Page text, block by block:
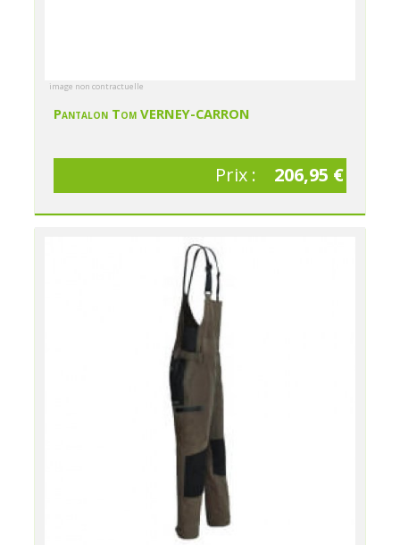
image non contractuelle
Pantalon Tom VERNEY-CARRON
Prix : 206,95 €